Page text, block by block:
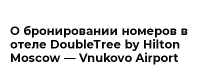
О бронировании номеров в
отеле DoubleTree by Hilton
Moscow — Vnukovo Airport